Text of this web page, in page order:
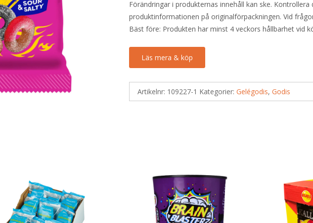
Förändringar i produkternas innehåll kan ske. Kontrollera
produktinformationen på originalförpackningen. Vid
Bäst före: Produkten har minst 4 veckors hållbarhet vid
Läs mera & köp
Artikelnr: 109227-1 Kategorier: Gelégodis, Godis